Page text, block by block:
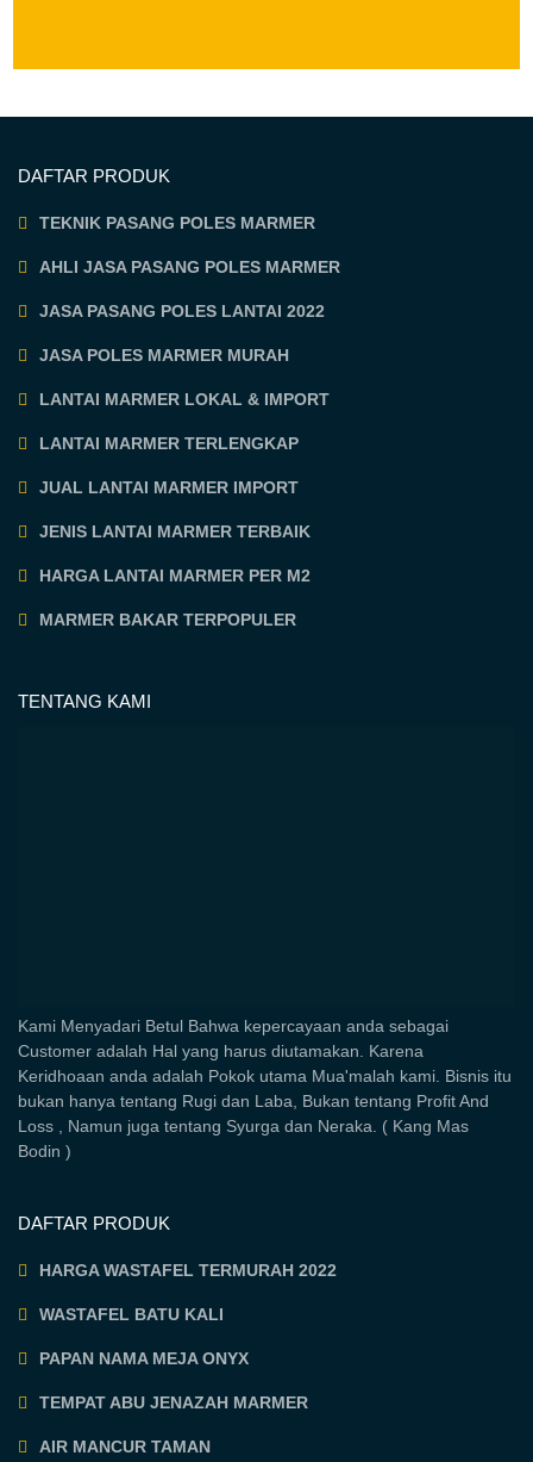
DAFTAR PRODUK
TEKNIK PASANG POLES MARMER
AHLI JASA PASANG POLES MARMER
JASA PASANG POLES LANTAI 2022
JASA POLES MARMER MURAH
LANTAI MARMER LOKAL & IMPORT
LANTAI MARMER TERLENGKAP
JUAL LANTAI MARMER IMPORT
JENIS LANTAI MARMER TERBAIK
HARGA LANTAI MARMER PER M2
MARMER BAKAR TERPOPULER
TENTANG KAMI
Kami Menyadari Betul Bahwa kepercayaan anda sebagai
Customer adalah Hal yang harus diutamakan. Karena
Keridhoaan anda adalah Pokok utama Mua'malah kami. Bisnis itu
bukan hanya tentang Rugi dan Laba, Bukan tentang Profit And
Loss , Namun juga tentang Syurga dan Neraka. ( Kang Mas
Bodin )
DAFTAR PRODUK
HARGA WASTAFEL TERMURAH 2022
WASTAFEL BATU KALI
PAPAN NAMA MEJA ONYX
TEMPAT ABU JENAZAH MARMER
AIR MANCUR TAMAN